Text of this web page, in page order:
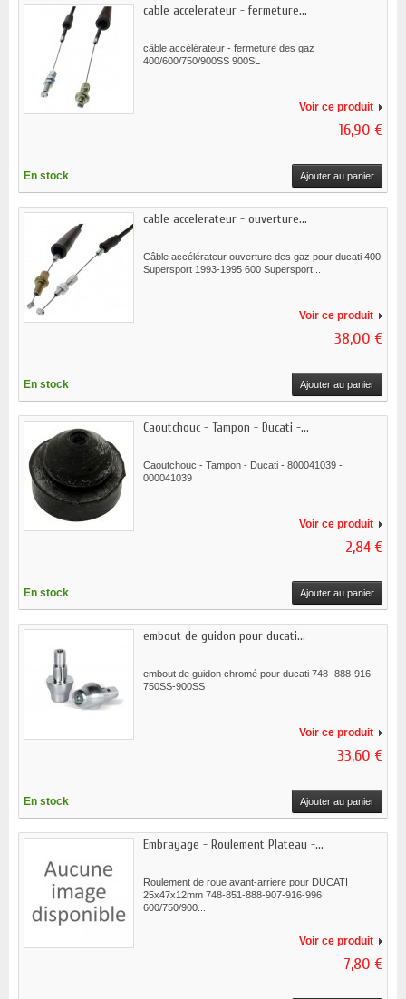
cable accelerateur - fermeture...
câble accélérateur - fermeture des gaz
400/600/750/900SS 900SL
Voir ce produit
16,90 €
En stock Ajouter au panier
cable accelerateur - ouverture...
Câble accélérateur ouverture des gaz pour ducati 400
Supersport 1993-1995 600 Supersport...
Voir ce produit
38,00 €
En stock Ajouter au panier
Caoutchouc - Tampon - Ducati -...
Caoutchouc - Tampon - Ducati - 800041039 -
000041039
Voir ce produit
2,84 €
En stock Ajouter au panier
embout de guidon pour ducati...
embout de guidon chromé pour ducati 748- 888-916-
750SS-900SS
Voir ce produit
33,60 €
En stock Ajouter au panier
Embrayage - Roulement Plateau -...
Roulement de roue avant-arriere pour DUCATI
25x47x12mm 748-851-888-907-916-996
600/750/900...
Voir ce produit
7,80 €